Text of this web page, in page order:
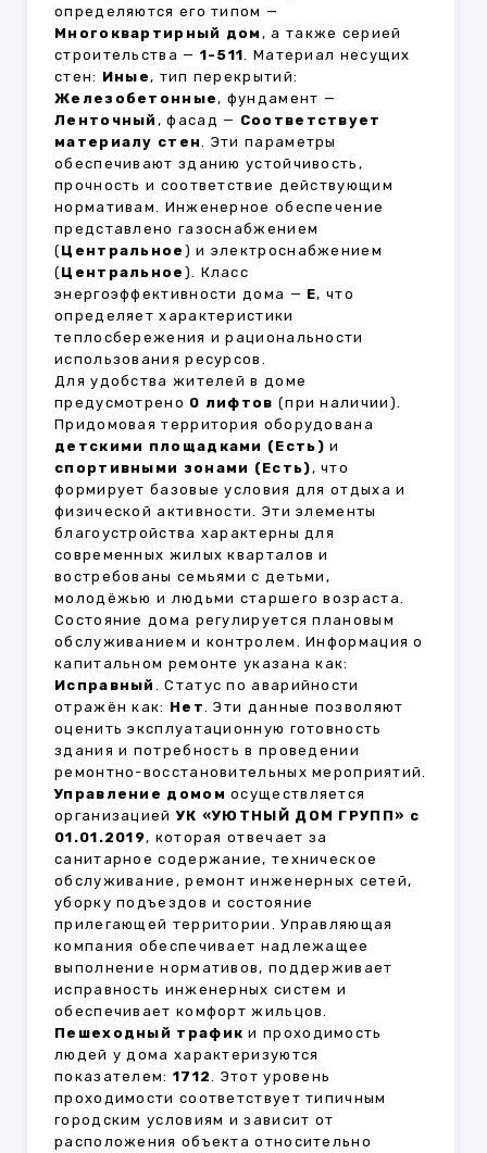
определяются его типом —
Многоквартирный дом , а также серией
строительства — 1-511. Материал несущих
стен: Иные, тип перекрытий:
Железобетонные, фундамент —
Ленточный , фасад — Соответствует
материалу стен. Эти параметры
обеспечивают зданию устойчивость,
прочность и соответствие действующим
нормативам. Инженерное обеспечение
представлено газоснабжением
(Центральное ) и электроснабжением
(Центральное ). Класс
энергоэффективности дома — E, что
определяет характеристики
теплосбережения и рациональности
использования ресурсов.
Для удобства жителей в доме
предусмотрено 0 лифтов (при наличии).
Придомовая территория оборудована
детскими площадками (Есть) и
спортивными зонами (Есть), что
формирует базовые условия для отдыха и
физической активности. Эти элементы
благоустройства характерны для
современных жилых кварталов и
востребованы семьями с детьми,
молодёжью и людьми старшего возраста.
Состояние дома регулируется плановым
обслуживанием и контролем. Информация о
капитальном ремонте указана как:
Исправный . Статус по аварийности
отражён как: Нет. Эти данные позволяют
оценить эксплуатационную готовность
здания и потребность в проведении
ремонтно-восстановительных мероприятий.
Управление домом осуществляется
организациейУК «УЮТНЫЙ ДОМ ГРУПП» с
01.01.2019, которая отвечает за
санитарное содержание, техническое
обслуживание, ремонт инженерных сетей,
уборку подъездов и состояние
прилегающей территории. Управляющая
компания обеспечивает надлежащее
выполнение нормативов, поддерживает
исправность инженерных систем и
обеспечивает комфорт жильцов.
Пешеходный трафик и проходимость
людей у дома характеризуются
показателем: 1712. Этот уровень
проходимости соответствует типичным
городским условиям и зависит от
расположения объекта относительно